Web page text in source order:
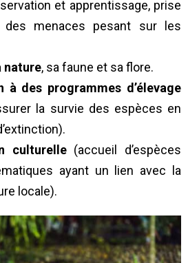
et apprentissage, prise
des menaces pesant sur les
nature, sa faune et sa flore.
à des programmes d’élevage
la survie des espèces en
culturelle(accueil d’espèces
ayant un lien avec la
locale).